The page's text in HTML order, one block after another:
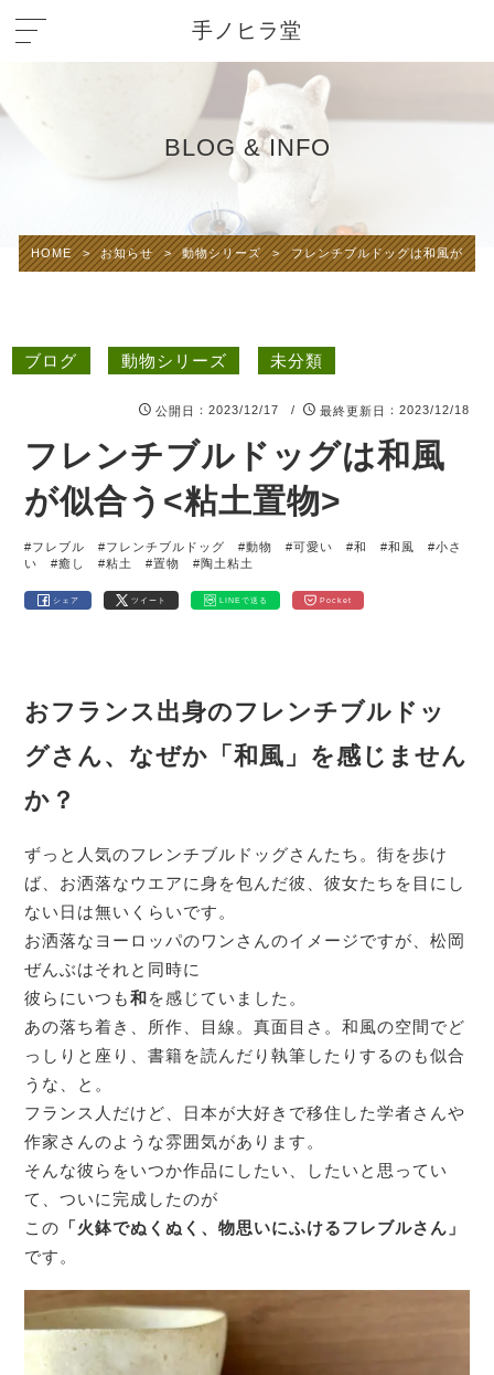
手ノヒラ堂
BLOG & INFO
HOME > お知らせ > 動物シリーズ > フレンチブルドッグは和風が似合
ブログ 動物シリーズ 未分類
公開日 ：2023/12/17 / 最終更新日 ：2023/12/18
フレンチブルドッグは和風
が似合う<粘土置物>
#フレブル #フレンチブルドッグ #動物 #可愛い #和 #和風
#小さ
い
#癒し #粘土 #置物 #陶土粘土
シェア ツイート LINEで送る Pocket
おフランス出身のフレンチブルドッ
グさん、なぜか「和風」を感じません
か？
ずっと人気のフレンチブルドッグさんたち。街を歩け
ば、お洒落なウエアに身を包んだ彼、彼女たちを目にし
ない日は無いくらいです。
お洒落なヨーロッパのワンさんのイメージですが、松岡
ぜんぶはそれと同時に
彼らにいつも和を感じていました。
あの落ち着き、所作、目線。真面目さ。和風の空間でど
っしりと座り、書籍を読んだり執筆したりするのも似合
うな、と。
フランス人だけど、日本が大好きで移住した学者さんや
作家さんのような雰囲気があります。
そんな彼らをいつか作品にしたい、したいと思ってい
て、ついに完成したのが
この 「火鉢でぬくぬく、物思いにふけるフレブルさん」
です。